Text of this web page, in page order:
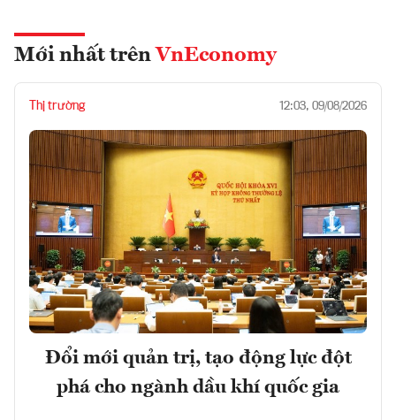
Mới nhất trên VnEconomy
Thị trường 12:03, 09/08/2026
Đổi mới quản trị, tạo động lực đột
phá cho ngành dầu khí quốc gia